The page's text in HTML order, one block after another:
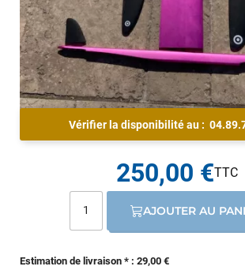
Vérifier la disponibilité au :
Estimation de livraison * : 29,00 €
250,00 €
AJOUTER AU